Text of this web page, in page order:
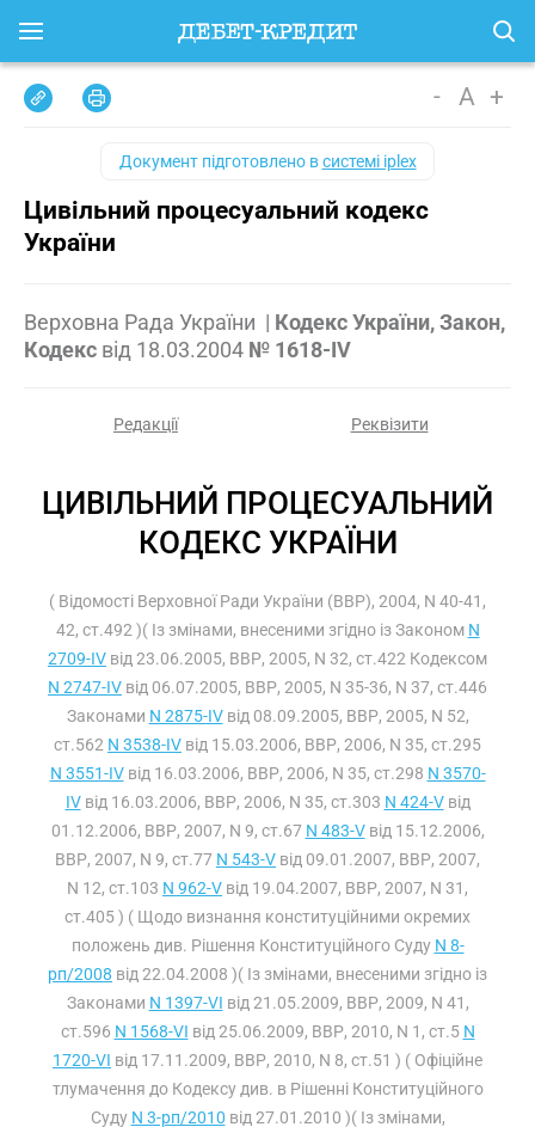
- A +
Документ підготовлено всистемі iplex
Цивільний процесуальний кодекс
України
Верховна Рада України | Кодекс України, Закон,
Кодекс від 18.03.2004 № 1618-IV
Редакції Реквізити
ЦИВІЛЬНИЙ ПРОЦЕСУАЛЬНИЙ
КОДЕКС УКРАЇНИ
( Відомості Верховної Ради України (ВВР), 2004, N 40-41,
42, ст.492 )( Із змінами, внесеними згідно із Законом N
2709-IV від 23.06.2005, ВВР, 2005, N 32, ст.422 Кодексом
N 2747-IV від 06.07.2005, ВВР, 2005, N 35-36, N 37, ст.446
Законами N 2875-IVвід 08.09.2005, ВВР, 2005, N 52,
ст.562 N 3538-IV від 15.03.2006, ВВР, 2006, N 35, ст.295
N 3551-IVвід 16.03.2006, ВВР, 2006, N 35, ст.298 N 3570-
IVвід 16.03.2006, ВВР, 2006, N 35, ст.303 N 424-Vвід
01.12.2006, ВВР, 2007, N 9, ст.67 N 483-Vвід 15.12.2006,
ВВР, 2007, N 9, ст.77 N 543-V від 09.01.2007, ВВР, 2007,
N 12, ст.103 N 962-V від 19.04.2007, ВВР, 2007, N 31,
ст.405 ) ( Щодо визнання конституційними окремих
положень див. Рішення Конституційного Суду N 8-
рп/2008 від 22.04.2008 )( Із змінами, внесеними згідно із
Законами N 1397-VI від 21.05.2009, ВВР, 2009, N 41,
ст.596 N 1568-VI від 25.06.2009, ВВР, 2010, N 1, ст.5 N
1720-VI від 17.11.2009, ВВР, 2010, N 8, ст.51 ) ( Офіційне
тлумачення до Кодексу див. в Рішенні Конституційного
Суду N 3-рп/2010 від 27.01.2010 )( Із змінами,